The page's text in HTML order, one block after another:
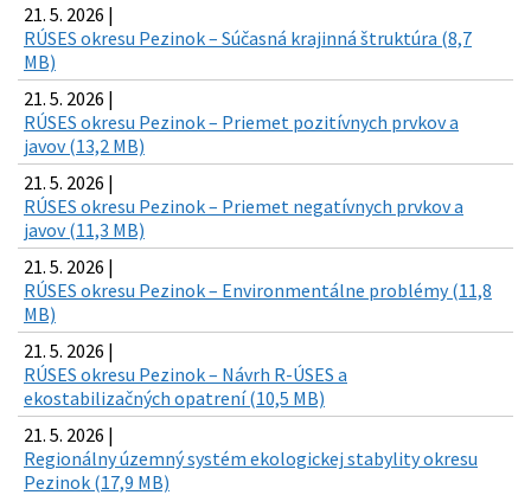
21. 5. 2026 |
RÚSES okresu Pezinok – Súčasná krajinná štruktúra (8,7
MB)
21. 5. 2026 |
RÚSES okresu Pezinok – Priemet pozitívnych prvkov a
javov (13,2 MB)
21. 5. 2026 |
RÚSES okresu Pezinok – Priemet negatívnych prvkov a
javov (11,3 MB)
21. 5. 2026 |
RÚSES okresu Pezinok – Environmentálne problémy (11,8
MB)
21. 5. 2026 |
RÚSES okresu Pezinok – Návrh R-ÚSES a
ekostabilizačných opatrení (10,5 MB)
21. 5. 2026 |
Regionálny územný systém ekologickej stabylity okresu
Pezinok (17,9 MB)